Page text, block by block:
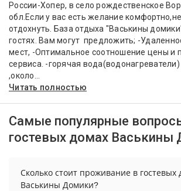
России-Хопер, в село рождественское
обл.Если у вас есть желание
отдохнуть. База отдыха "Васькины
гостях. Вам могут предложить; -
мест, -Оптимальное соотношение цены и
сервиса. -горячая
,около...
Читать полностью
Самые популярные
гостевых домах Васькины
Сколько стоит проживание в гостевых
Васькины Домики?